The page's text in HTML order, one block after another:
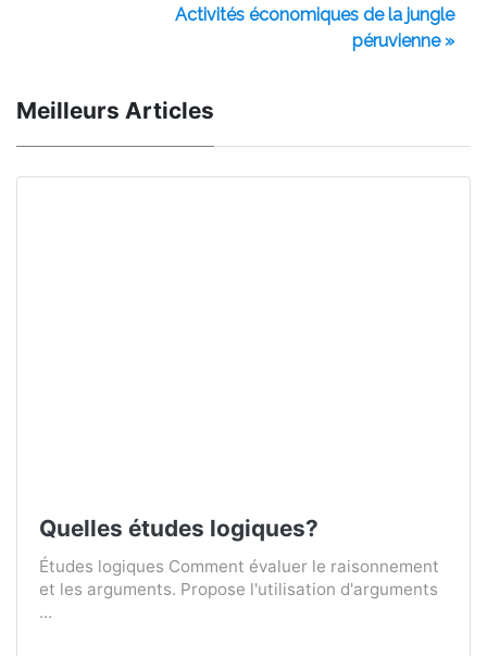
Activités économiques de la jungle
péruvienne »
Meilleurs Articles
Quelles études logiques?
Études logiques Comment évaluer le raisonnement
et les arguments. Propose l'utilisation d'arguments
...